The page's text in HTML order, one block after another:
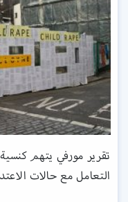
تقرير مورفي يتهم كنسية
التعامل مع حالات